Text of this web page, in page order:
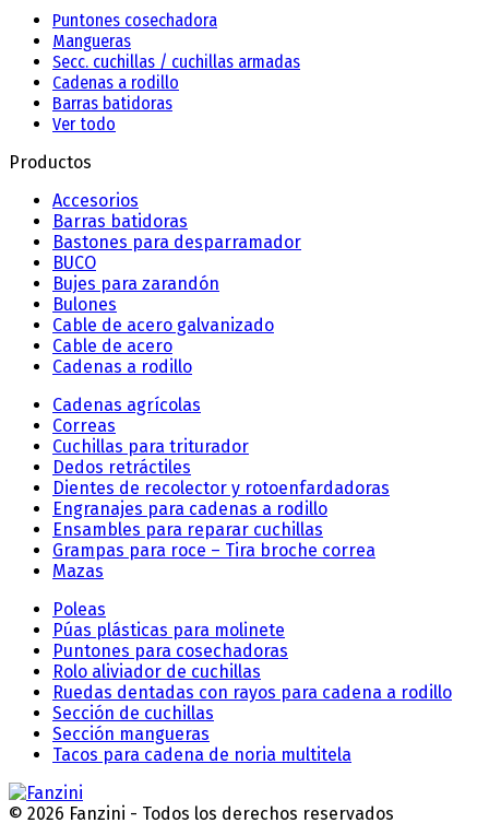
Puntones cosechadora
Mangueras
Secc. cuchillas / cuchillas armadas
Cadenas a rodillo
Barras batidoras
Ver todo
Productos
Accesorios
Barras batidoras
Bastones para desparramador
BUCO
Bujes para zarandón
Bulones
Cable de acero galvanizado
Cable de acero
Cadenas a rodillo
Cadenas agrícolas
Correas
Cuchillas para triturador
Dedos retráctiles
Dientes de recolector y rotoenfardadoras
Engranajes para cadenas a rodillo
Ensambles para reparar cuchillas
Grampas para roce – Tira broche correa
Mazas
Poleas
Púas plásticas para molinete
Puntones para cosechadoras
Rolo aliviador de cuchillas
Ruedas dentadas con rayos para cadena a rodillo
Sección de cuchillas
Sección mangueras
Tacos para cadena de noria multitela
© 2026 Fanzini - Todos los derechos reservados